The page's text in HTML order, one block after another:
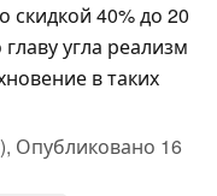
скидкой 40% до 20
угла реализм
в таких
Опубликовано 16